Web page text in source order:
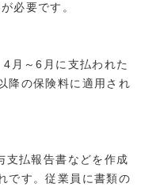
必要です。
月～6月に支払われた
降の保険料に適用され
支払報告書などを作成
です。従業員に書類の